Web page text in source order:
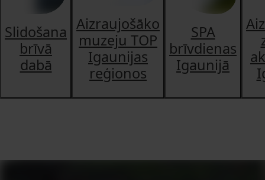
Slidošana
brīvā
dabā
Aizraujošāko
muzeju TOP
Igaunijas
reģionos
SPA
brīvdienas
Igaunijā